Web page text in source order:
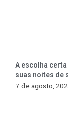
A escolha
suas noites de
7 de agosto,